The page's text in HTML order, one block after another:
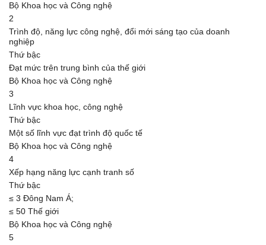
Bộ Khoa học và Công nghệ
2
Trình độ, năng lực công nghệ, đổi mới sáng tạo của doanh
nghiệp
Thứ bậc
Đạt mức trên trung bình của thế giới
Bộ Khoa học và Công nghệ
3
Lĩnh vực khoa học, công nghệ
Thứ bậc
Một số lĩnh vực đạt trình độ quốc tế
Bộ Khoa học và Công nghệ
4
Xếp hạng năng lực cạnh tranh số
Thứ bậc
≤ 3 Đông Nam Á;
≤ 50 Thế giới
Bộ Khoa học và Công nghệ
5